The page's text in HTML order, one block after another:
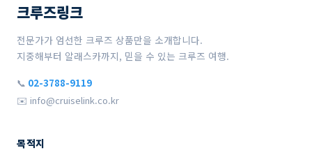
크루즈링크
전문가가 엄선한 크루즈 상품만을 소개합니다.
지중해부터 알래스카까지, 믿을 수 있는 크루즈 여행.
📞 02-3788-9119
✉️ info@cruiselink.co.kr
목적지